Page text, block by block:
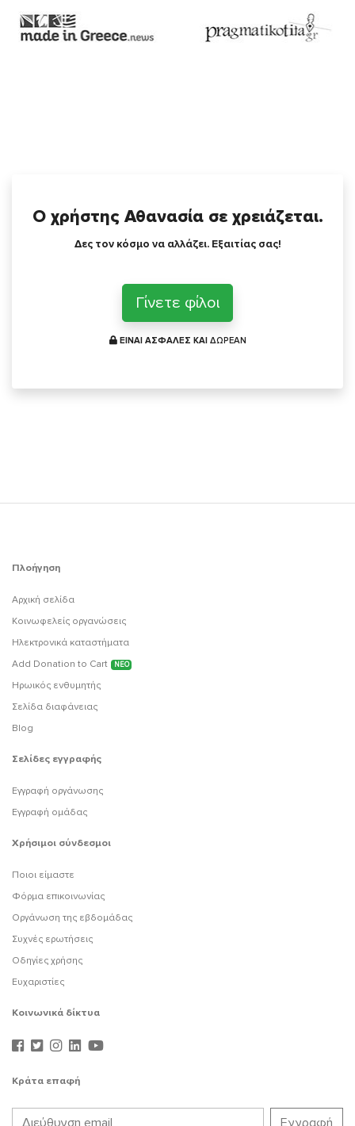
Ο χρήστης Αθανασία σε χρειάζεται.
Δες τον κόσμο να αλλάζει. Εξαιτίας σας!
Γίνετε φίλοι
ΕΙΝΑΙ ΑΣΦΑΛΕΣ ΚΑΙ ΔΩΡΕΑΝ
Πλοήγηση
Αρχική σελίδα
Κοινωφελείς οργανώσεις
Ηλεκτρονικά καταστήματα
Add Donation to Cart
ΝΕΟ
Ηρωικός ενθυμητής
Σελίδα διαφάνειας
Blog
Σελίδες εγγραφής
Εγγραφή οργάνωσης
Εγγραφή ομάδας
Χρήσιμοι σύνδεσμοι
Ποιοι είμαστε
Φόρμα επικοινωνίας
Οργάνωση της εβδομάδας
Συχνές ερωτήσεις
Οδηγίες χρήσης
Ευχαριστίες
Κοινωνικά δίκτυα
Κράτα επαφή